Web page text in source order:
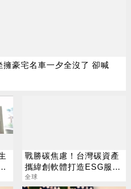
豪宅名車一夕全沒了 卻喊
戰勝碳焦慮！台灣碳資產
攜緯創軟體打造ESG服務
艦隊
全球